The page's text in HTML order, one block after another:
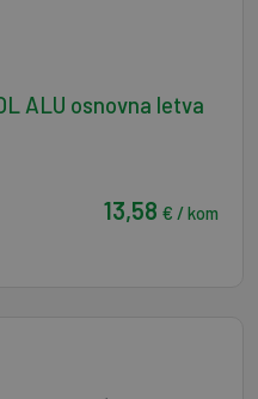
ALU osnovna letva
13,58 € / kom